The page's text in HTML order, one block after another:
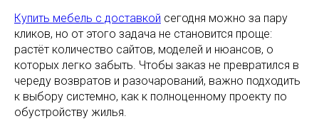
Купить мебель с доставкой сегодня можно за пару
кликов, но от этого задача не становится проще:
растёт количество сайтов, моделей и нюансов, о
которых легко забыть. Чтобы заказ не превратился в
череду возвратов и разочарований, важно подходить
к выбору системно, как к полноценному проекту по
обустройству жилья.